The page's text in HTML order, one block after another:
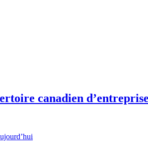
canadien